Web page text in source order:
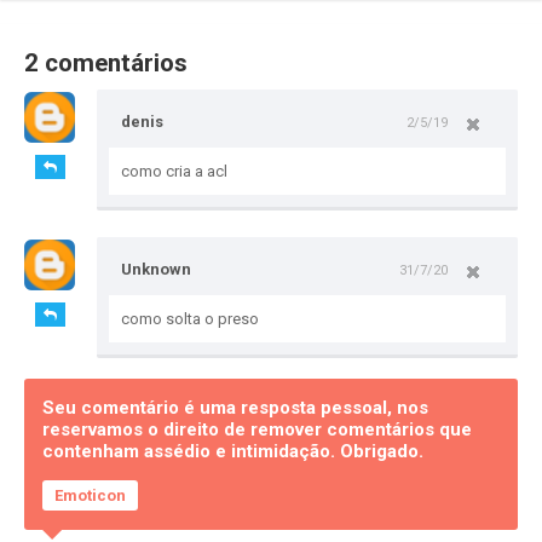
2 comentários
denis 2/5/19
como cria a acl
Unknown 31/7/20
como solta o preso
Seu comentário é uma resposta pessoal, nos
reservamos o direito de remover comentários que
contenham assédio e intimidação. Obrigado.
Emoticon